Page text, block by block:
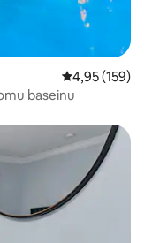
Vidutinis
4,95 (159)
baseinu